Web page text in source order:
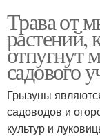
Трава от
растений,
отпугнут
садового
Грызуны
садоводов и
культур и